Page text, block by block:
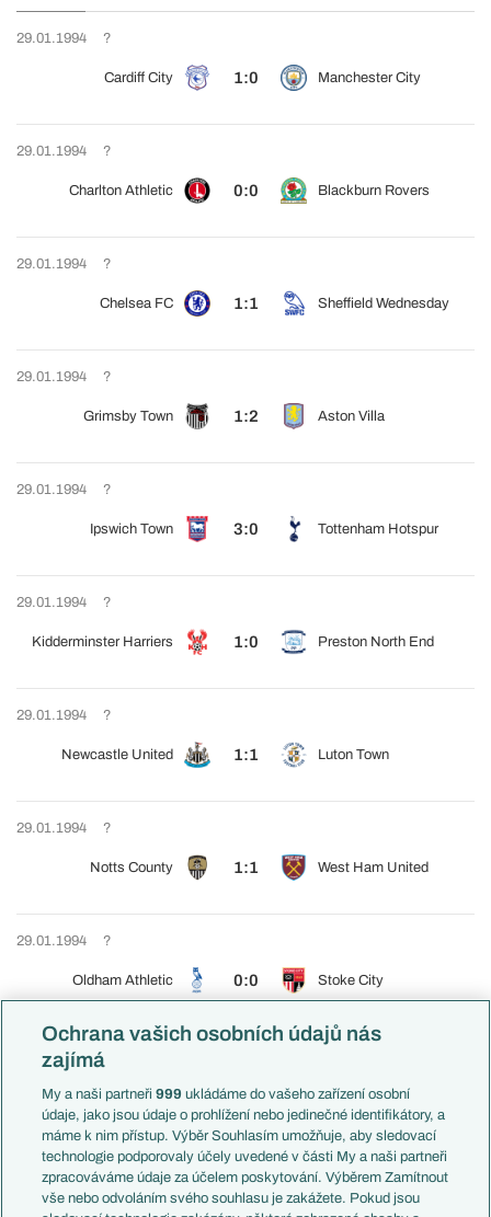
29.01.1994 ?
Cardiff City 1:0 Manchester City
29.01.1994 ?
Charlton Athletic 0:0 Blackburn Rovers
29.01.1994 ?
Chelsea FC 1:1 Sheffield Wednesday
29.01.1994 ?
Grimsby Town 1:2 Aston Villa
29.01.1994 ?
Ipswich Town 3:0 Tottenham Hotspur
29.01.1994 ?
Kidderminster Harriers 1:0 Preston North End
29.01.1994 ?
Newcastle United 1:1 Luton Town
29.01.1994 ?
Notts County 1:1 West Ham United
29.01.1994 ?
Oldham Athletic 0:0 Stoke City
29.01.1994
Oxford United 2:2 Leeds United
29.01.1994 ?
Plymouth Argyle 2:2 Barnsley FC
Ochrana vašich osobních údajů nás
zajímá
My a naši partneři999 ukládáme do vašeho zařízení osobní
údaje, jako jsou údaje o prohlížení nebo jedinečné identifikátory, a
máme k nim přístup. Výběr Souhlasím umožňuje, aby sledovací
technologie podporovaly účely uvedené v části My a naši partneři
zpracováváme údaje za účelem poskytování. Výběrem Zamítnout
vše nebo odvoláním svého souhlasu je zakážete. Pokud jsou